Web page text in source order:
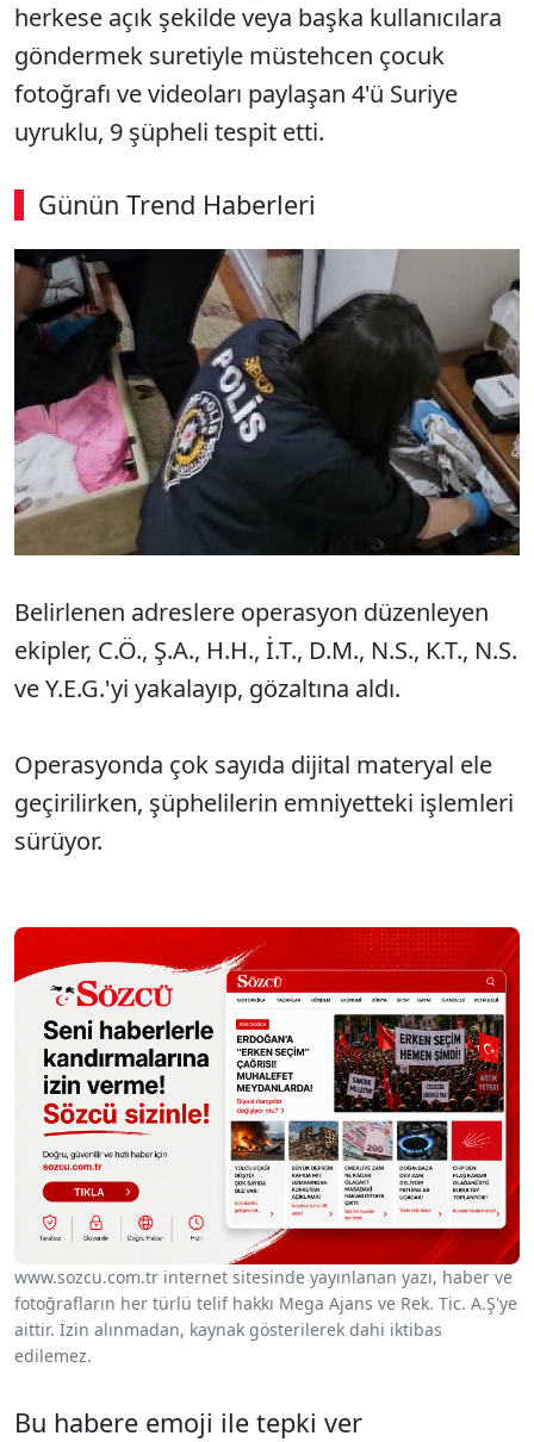
herkese açık şekilde veya başka kullanıcılara
göndermek suretiyle müstehcen çocuk
fotoğrafı ve videoları paylaşan 4'ü Suriye
uyruklu, 9 şüpheli tespit etti.
Günün Trend Haberleri
00:02 / 06:57
Belirlenen adreslere operasyon düzenleyen
ekipler, C.Ö., Ş.A., H.H., İ.T., D.M., N.S., K.T., N.S.
ve Y.E.G.'yi yakalayıp, gözaltına aldı.
Operasyonda çok sayıda dijital materyal ele
geçirilirken, şüphelilerin emniyetteki işlemleri
sürüyor.
www.sozcu.com.tr internet sitesinde yayınlanan yazı, haber ve
fotoğrafların her türlü telif hakkı Mega Ajans ve Rek. Tic. A.Ş'ye
aittir. İzin alınmadan, kaynak gösterilerek dahi iktibas
edilemez.
Bu habere emoji ile tepki ver